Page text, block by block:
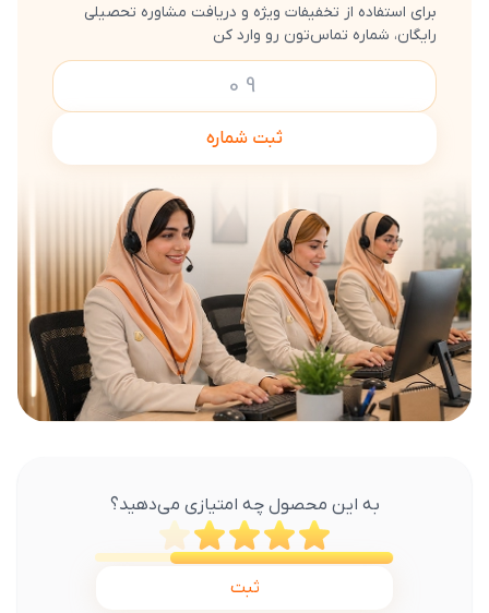
برای استفاده از تخفیفات ویژه و دریافت مشاوره تحصیلی
رایگان، شماره تماس‌تون رو وارد کن
ثبت شماره
به این محصول چه امتیازی می‌دهید؟
ثبت